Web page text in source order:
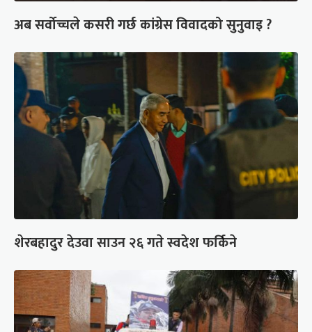
अब सर्वोच्चले कसरी गर्छ कांग्रेस विवादको सुनुवाइ ?
शेरबहादुर देउवा साउन २६ गते स्वदेश फर्किने